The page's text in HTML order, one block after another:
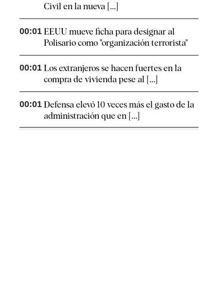
Civil en la nueva [...]
00:01 EEUU mueve ficha para designar al
Polisario como "organización terrorista"
00:01 Los extranjeros se hacen fuertes en la
compra de vivienda pese al [...]
00:01 Defensa elevó 10 veces más el gasto de la
administración que en [...]